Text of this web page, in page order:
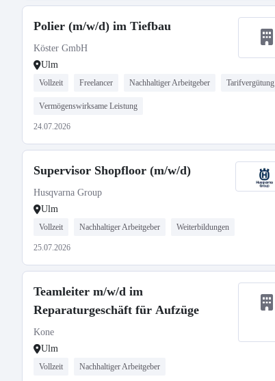
Polier (m/w/d) im Tiefbau
Köster GmbH
Ulm
Vollzeit Freelancer Nachhaltiger Arbeitgeber Tarifvergütung
Vermögenswirksame Leistung
24.07.2026
Supervisor Shopfloor (m/w/d)
Husqvarna Group
Ulm
Vollzeit Nachhaltiger Arbeitgeber Weiterbildungen
25.07.2026
Teamleiter m/w/d im
Reparaturgeschäft für Aufzüge
Kone
Ulm
Vollzeit Nachhaltiger Arbeitgeber